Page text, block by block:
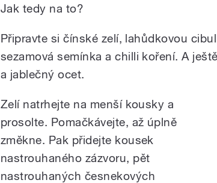
Jak tedy na to?
Připravte si čínské zelí, lahůdkovou
sezamová semínka a chilli koření. A
a jablečný ocet.
Zelí natrhejte na menší kousky a
prosolte. Pomačkávejte, až úplně
změkne. Pak přidejte kousek
nastrouhaného zázvoru, pět
nastrouhaných česnekových